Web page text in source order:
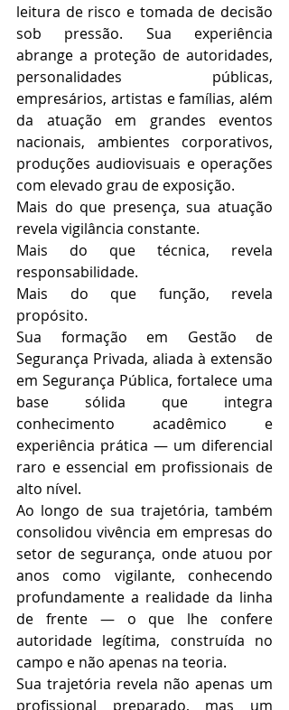
leitura de risco e tomada de decisão
sob pressão. Sua experiência
abrange a proteção de autoridades,
personalidades públicas,
empresários, artistas e famílias, além
da atuação em grandes eventos
nacionais, ambientes corporativos,
produções audiovisuais e operações
com elevado grau de exposição.
Mais do que presença, sua atuação
revela vigilância constante.
Mais do que técnica, revela
responsabilidade.
Mais do que função, revela
propósito.
Sua formação em Gestão de
Segurança Privada, aliada à extensão
em Segurança Pública, fortalece uma
base sólida que integra
conhecimento acadêmico e
experiência prática — um diferencial
raro e essencial em profissionais de
alto nível.
Ao longo de sua trajetória, também
consolidou vivência em empresas do
setor de segurança, onde atuou por
anos como vigilante, conhecendo
profundamente a realidade da linha
de frente — o que lhe confere
autoridade legítima, construída no
campo e não apenas na teoria.
Sua trajetória revela não apenas um
profissional preparado, mas um